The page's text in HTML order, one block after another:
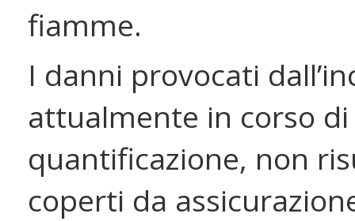
fiamme.
I danni provocati
attualmente in corso di
quantificazione, non
coperti da